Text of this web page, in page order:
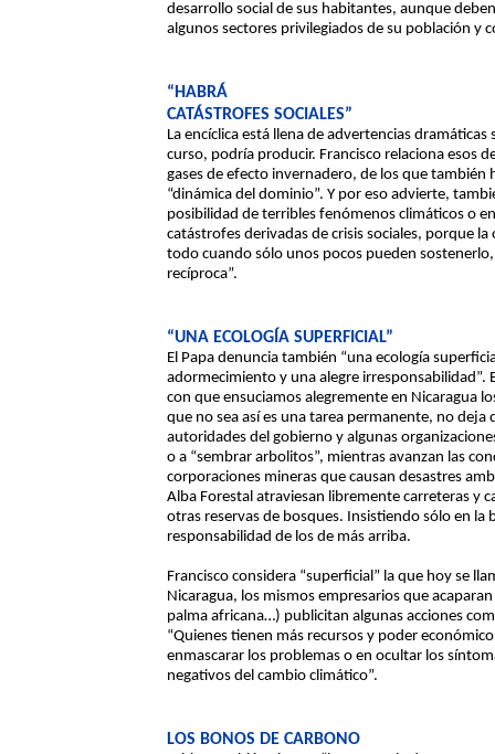
desarrollo social de sus habitantes, aunque
algunos sectores privilegiados de su población y
“HABRÁ
CATÁSTROFES SOCIALES”
La encíclica está llena de advertencias
curso, podría producir. Francisco relaciona esos
gases de efecto invernadero, de los que también
“dinámica del dominio”. Y por eso advierte,
posibilidad de terribles fenómenos climáticos o
catástrofes derivadas de crisis sociales, porque
todo cuando sólo unos pocos pueden
recíproca”.
“UNA ECOLOGÍA SUPERFICIAL”
El Papa denuncia también “una ecología
adormecimiento y una alegre irresponsabilidad”.
con que ensuciamos alegremente en Nicaragua
que no sea así es una tarea permanente, no deja
autoridades del gobierno y algunas
o a “sembrar arbolitos”, mientras avanzan las
corporaciones mineras que causan desastres
Alba Forestal atraviesan libremente carreteras y
otras reservas de bosques. Insistiendo sólo en la
responsabilidad de los de más arriba.
Francisco considera “superficial” la que hoy se
Nicaragua, los mismos empresarios que
palma africana…) publicitan algunas acciones
“Quienes tienen más recursos y poder
enmascarar los problemas o en ocultar los
negativos del cambio climático”.
LOS BONOS DE CARBONO